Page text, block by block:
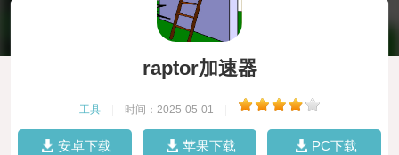
raptor加速器
工具 时间：2025-05-01
安卓下载 苹果下载 PC下载